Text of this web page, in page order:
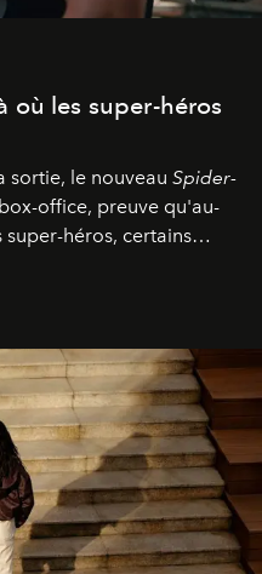
où les super-héros
sortie, le nouveau Spider-
office, preuve qu'au-
super-héros, certains
une ferveur intacte.